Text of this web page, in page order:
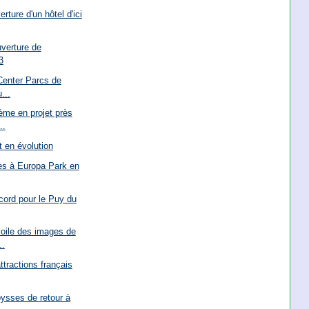
d'un hôtel d'ici
de
Parcs de
en projet près
en évolution
à Europa Park en
pour le Puy du
des images de
français
de retour à